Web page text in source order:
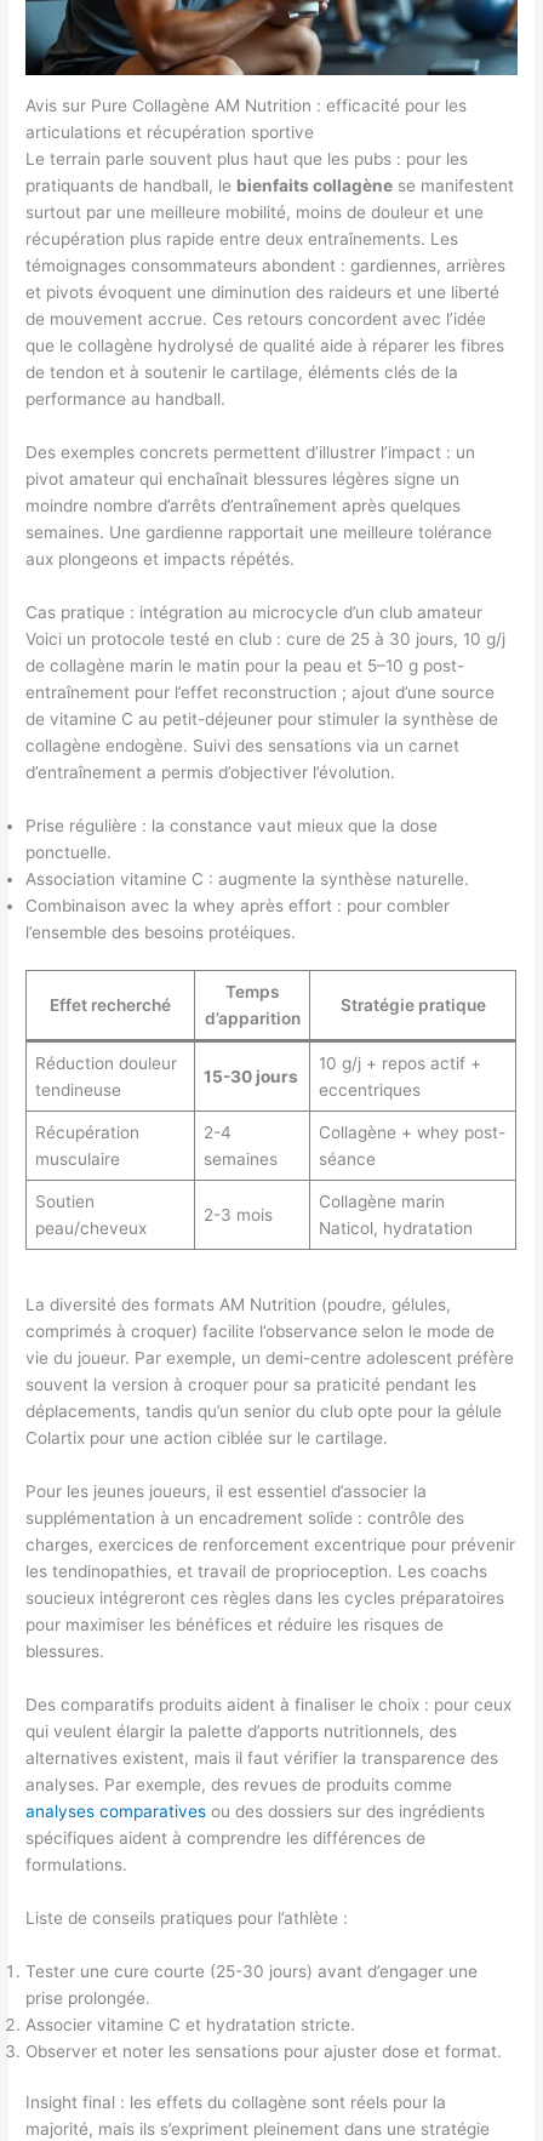
Avis sur Pure Collagène AM Nutrition : efficacité pour les
articulations et récupération sportive
Le terrain parle souvent plus haut que les pubs : pour les
pratiquants de handball, le bienfaits collagène se manifestent
surtout par une meilleure mobilité, moins de douleur et une
récupération plus rapide entre deux entraînements. Les
témoignages consommateurs abondent : gardiennes, arrières
et pivots évoquent une diminution des raideurs et une liberté
de mouvement accrue. Ces retours concordent avec l’idée
que le collagène hydrolysé de qualité aide à réparer les fibres
de tendon et à soutenir le cartilage, éléments clés de la
performance au handball.
Des exemples concrets permettent d’illustrer l’impact : un
pivot amateur qui enchaînait blessures légères signe un
moindre nombre d’arrêts d’entraînement après quelques
semaines. Une gardienne rapportait une meilleure tolérance
aux plongeons et impacts répétés.
Cas pratique : intégration au microcycle d’un club amateur
Voici un protocole testé en club : cure de 25 à 30 jours, 10 g/j
de collagène marin le matin pour la peau et 5–10 g post-
entraînement pour l’effet reconstruction ; ajout d’une source
de vitamine C au petit-déjeuner pour stimuler la synthèse de
collagène endogène. Suivi des sensations via un carnet
d’entraînement a permis d’objectiver l’évolution.
Prise régulière : la constance vaut mieux que la dose
ponctuelle.
Association vitamine C : augmente la synthèse naturelle.
Combinaison avec la whey après effort : pour combler
l’ensemble des besoins protéiques.
Effet recherché
Temps
d’apparition
Stratégie pratique
Réduction douleur
tendineuse
15-30 jours
10 g/j + repos actif +
eccentriques
Récupération
musculaire
2-4
semaines
Collagène + whey post-
séance
Soutien
peau/cheveux
2-3 mois
Collagène marin
Naticol, hydratation
La diversité des formats AM Nutrition (poudre, gélules,
comprimés à croquer) facilite l’observance selon le mode de
vie du joueur. Par exemple, un demi-centre adolescent préfère
souvent la version à croquer pour sa praticité pendant les
déplacements, tandis qu’un senior du club opte pour la gélule
Colartix pour une action ciblée sur le cartilage.
Pour les jeunes joueurs, il est essentiel d’associer la
supplémentation à un encadrement solide : contrôle des
charges, exercices de renforcement excentrique pour prévenir
les tendinopathies, et travail de proprioception. Les coachs
soucieux intégreront ces règles dans les cycles préparatoires
pour maximiser les bénéfices et réduire les risques de
blessures.
Des comparatifs produits aident à finaliser le choix : pour ceux
qui veulent élargir la palette d’apports nutritionnels, des
alternatives existent, mais il faut vérifier la transparence des
analyses. Par exemple, des revues de produits comme
analyses comparatives ou des dossiers sur des ingrédients
spécifiques aident à comprendre les différences de
formulations.
Liste de conseils pratiques pour l’athlète :
Tester une cure courte (25-30 jours) avant d’engager une
prise prolongée.
Associer vitamine C et hydratation stricte.
Observer et noter les sensations pour ajuster dose et format.
Insight final : les effets du collagène sont réels pour la
majorité, mais ils s’expriment pleinement dans une stratégie